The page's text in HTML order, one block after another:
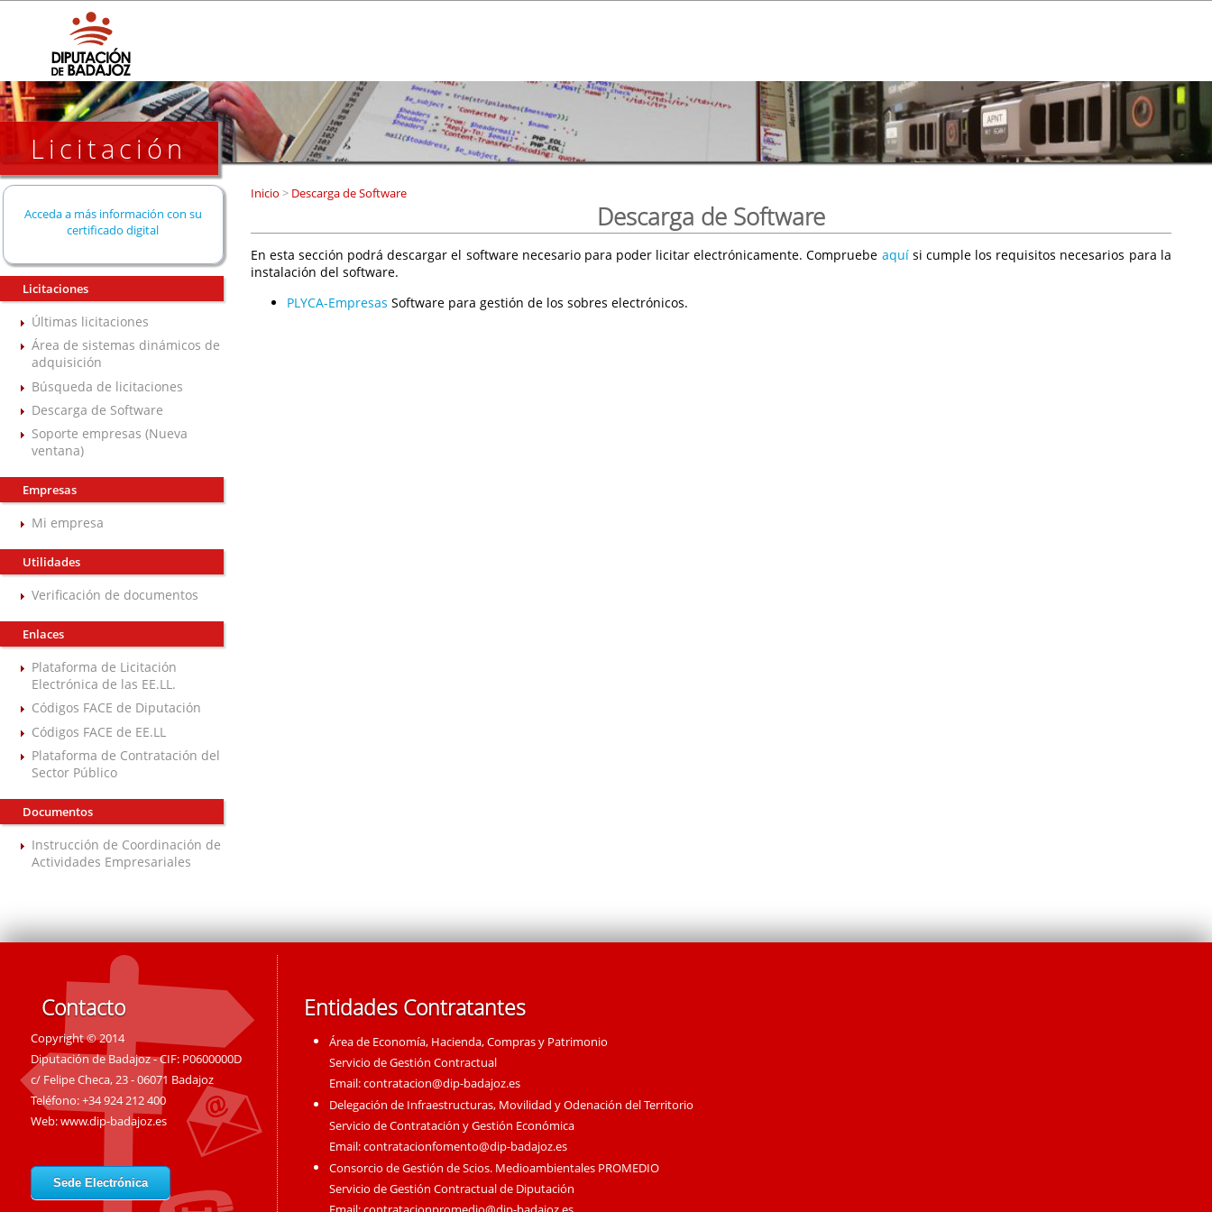
Licitación
Acceda a más información con su
certificado digital
Licitaciones
Últimas licitaciones
Área de sistemas dinámicos de
adquisición
Búsqueda de licitaciones
Descarga de Software
Soporte empresas (Nueva
ventana)
Empresas
Mi empresa
Utilidades
Verificación de documentos
Enlaces
Plataforma de Licitación
Electrónica de las EE.LL.
Códigos FACE de Diputación
Códigos FACE de EE.LL
Plataforma de Contratación del
Sector Público
Documentos
Instrucción de Coordinación de
Actividades Empresariales
Inicio >Descarga de Software
Descarga de Software
En esta sección podrá descargar el software necesario para poder licitar electrónicamente. Compruebe aquísi cumple los requisitos necesarios para la
instalación del software.
PLYCA-Empresas Software para gestión de los sobres electrónicos.
Contacto
Copyright © 2014
Diputación de Badajoz - CIF: P0600000D
c/ Felipe Checa, 23 - 06071 Badajoz
Teléfono: +34 924 212 400
Web:www.dip-badajoz.es
Sede Electrónica
Entidades Contratantes
Área de Economía, Hacienda, Compras y Patrimonio
Servicio de Gestión Contractual
Email:contratacion@dip-badajoz.es
Delegación de Infraestructuras, Movilidad y Odenación del Territorio
Servicio de Contratación y Gestión Económica
Email:contratacionfomento@dip-badajoz.es
Consorcio de Gestión de Scios. Medioambientales PROMEDIO
Servicio de Gestión Contractual de Diputación